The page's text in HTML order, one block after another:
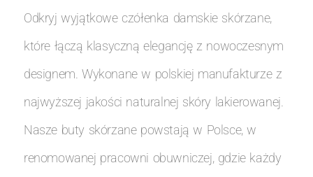
Odkryj wyjątkowe czółenka damskie skórzane,
które łączą klasyczną elegancję z nowoczesnym
designem. Wykonane w polskiej manufakturze z
najwyższej jakości naturalnej skóry lakierowanej.
Nasze buty skórzane powstają w Polsce, w
renomowanej pracowni obuwniczej, gdzie każdy